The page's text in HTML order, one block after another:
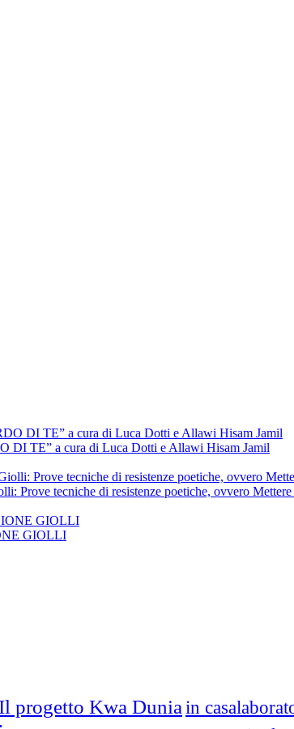
DI TE” a cura di Luca Dotti e Allawi Hisam Jamil
Prove tecniche di resistenze poetiche, ovvero
GIOLLI
Il progetto Kwa Duniain